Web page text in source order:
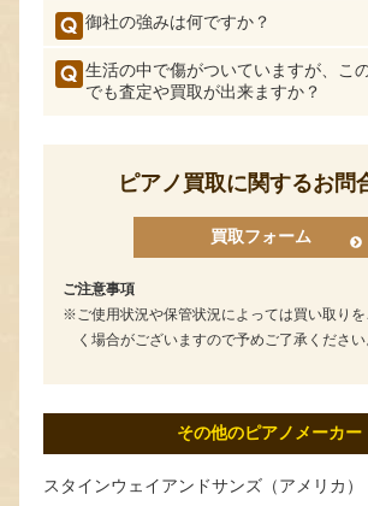
御社の強みは何ですか？
生活の中で傷がついていますが、こ
でも査定や買取が出来ますか？
ピアノ買取に関するお問
買取フォーム
ご注意事項
ご使用状況や保管状況によっては買い取り
く場合がございますので予めご了承ください
その他のピアノメーカー
スタインウェイアンドサンズ（アメリカ